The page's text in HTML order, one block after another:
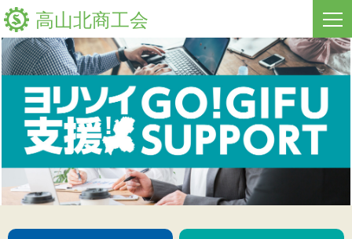
高山北商工会
HOME
新着情報
事業者・創業者の方へ
関係機関の方へ
商工会の経営支援
入会のご案内
商工会の支援メニュー
商工会の共済制度
商工会組織のご紹介
商工会の支援実績
商工会ビジョン